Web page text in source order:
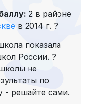
2 в районе
в 2014 г. ?
показала
России. ?
не
по
- решайте сами.